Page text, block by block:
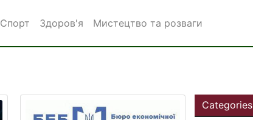
Спорт Здоров'я Мистецтво та розваги
Categories